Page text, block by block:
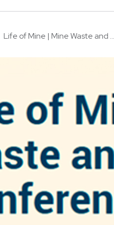
Life of Mine | Mine Waste and ...